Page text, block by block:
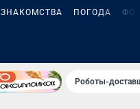
ЗНАКОМСТВА ПОГОДА
Роботы-